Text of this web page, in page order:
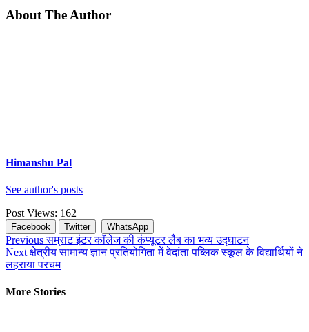
About The Author
Himanshu Pal
See author's posts
Post Views: 162
Facebook Twitter WhatsApp
Continue
Reading
Previousसम्राट इंटर कॉलेज की कंप्यूटर लैब का भव्य उद्घाटन
Next क्षेत्रीय सामान्य ज्ञान प्रतियोगिता में वेदांता पब्लिक स्कूल के विद्यार्थियों ने
लहराया परचम
More Stories